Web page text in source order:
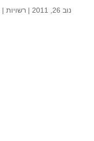
נוב 26, 2011 | רשויות|